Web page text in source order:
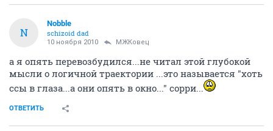
N
Nobble
schizoid dad
10 ноября 2010 МЖКовец
а я опять перевозбудился...не читал этой глубокой
мысли о логичной траектории ...это называется "хоть
ссы в глаза...а они опять в окно..." сорри...
ОТВЕТИТЬ